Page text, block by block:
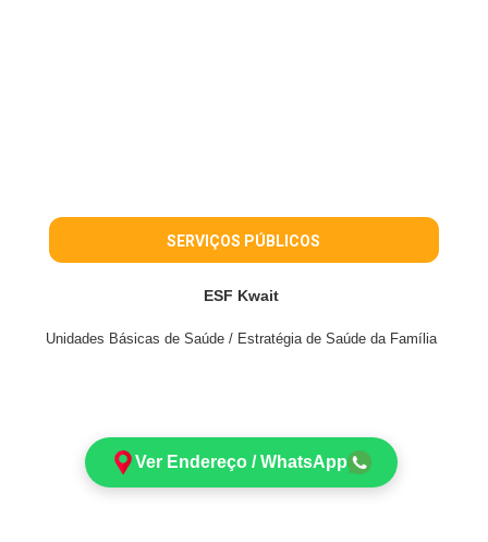
SERVIÇOS PÚBLICOS
ESF Kwait
Unidades Básicas de Saúde / Estratégia de Saúde da Família
Ver Endereço / WhatsApp